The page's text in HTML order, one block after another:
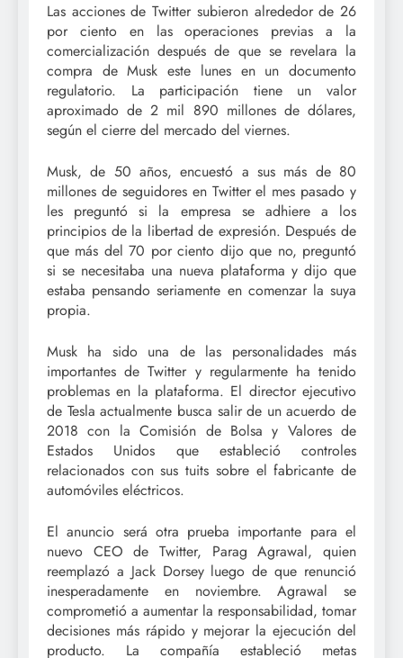
Las acciones de Twitter subieron alrededor de 26
por ciento en las operaciones previas a la
comercialización después de que se revelara la
compra de Musk este lunes en un documento
regulatorio. La participación tiene un valor
aproximado de 2 mil 890 millones de dólares,
según el cierre del mercado del viernes.
Musk, de 50 años, encuestó a sus más de 80
millones de seguidores en Twitter el mes pasado y
les preguntó si la empresa se adhiere a los
principios de la libertad de expresión. Después de
que más del 70 por ciento dijo que no, preguntó
si se necesitaba una nueva plataforma y dijo que
estaba pensando seriamente en comenzar la suya
propia.
Musk ha sido una de las personalidades más
importantes de Twitter y regularmente ha tenido
problemas en la plataforma. El director ejecutivo
de Tesla actualmente busca salir de un acuerdo de
2018 con la Comisión de Bolsa y Valores de
Estados Unidos que estableció controles
relacionados con sus tuits sobre el fabricante de
automóviles eléctricos.
El anuncio será otra prueba importante para el
nuevo CEO de Twitter, Parag Agrawal, quien
reemplazó a Jack Dorsey luego de que renunció
inesperadamente en noviembre. Agrawal se
comprometió a aumentar la responsabilidad, tomar
decisiones más rápido y mejorar la ejecución del
producto. La compañía estableció metas